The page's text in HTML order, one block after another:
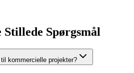
Spørgsmål
kommercielle projekter?